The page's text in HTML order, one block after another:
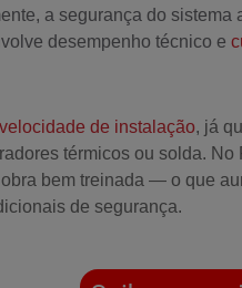
a segurança do
desempenho técnico e
velocidade de instalação, já
térmicos ou solda.
bem treinada — o que
de segurança.